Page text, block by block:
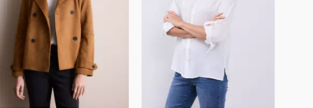
Vista Previa Vista Previa